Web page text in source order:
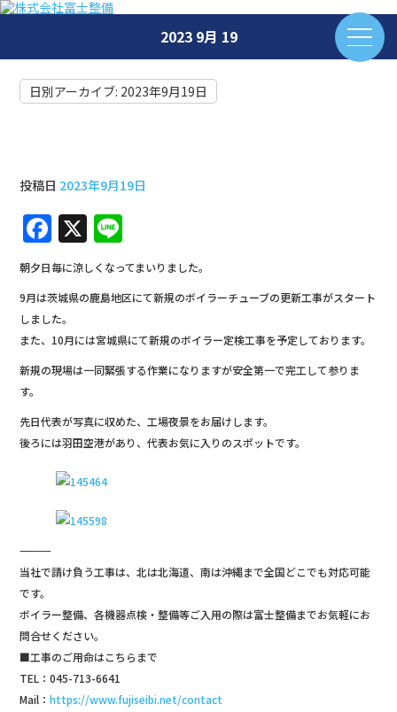
2023 9月 19
日別アーカイブ: 2023年9月19日
投稿日 2023年9月19日
F
a
c
e
b
o
k
X
n
e
朝夕日毎に涼しくなってまいりました。
9月は茨城県の鹿島地区にて新規のボイラーチューブの更新工事がスタート
しました。
また、10月には宮城県にて新規のボイラー定検工事を予定しております。
新規の現場は一同緊張する作業になりますが安全第一で完工して参りま
す。
先日代表が写真に収めた、工場夜景をお届けします。
後ろには羽田空港があり、代表お気に入りのスポットです。
―――――――――――――
当社で請け負う工事は、北は北海道、南は沖縄まで全国どこでも対応可能
です。
ボイラー整備、各機器点検・整備等ご入用の際は富士整備までお気軽にお
問合せください。
■工事のご用命はこちらまで
TEL：045-713-6641
Mail：https://www.fujiseibi.net/contact